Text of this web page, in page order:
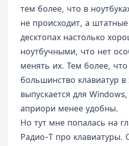
тем более, что в
не происходит, а
десктопах настолько
ноутбучными, что нет
менять их. Тем более,
большинство клавиатур
выпускается для
априори менее удобны.
Но тут мне попалась на
Радио-Т про клавиатуры.